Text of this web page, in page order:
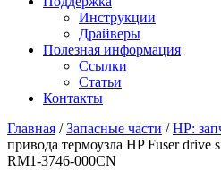
Инструкции
Драйверы
Полезная информация
Ссылки
Статьи
Контакты
Главная /Запасные части /HP:
привода термоузла HP Fuser drive
RM1-3746-000CN